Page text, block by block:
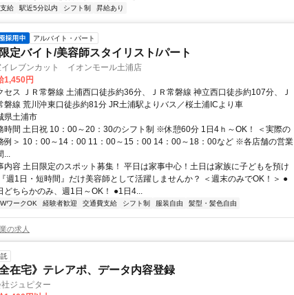
給 駅近5分以内 シフト制 昇給あり
アルバイト・パート
定バイト/美容師スタイリスト/パート
イレブンカット イオンモール土浦店
1,450円
セス ＪＲ常磐線 土浦西口徒歩約36分、ＪＲ常磐線 神立西口徒歩約107分、Ｊ
磐線 荒川沖東口徒歩約81分 JR土浦駅よりバス／桜土浦ICより車
県土浦市
時間 土日祝 10：00～20：30のシフト制 ※休憩60分 1日4ｈ～OK！ ＜実際の
例＞ 10：00～14：00 11：00～15：00 14：00～18：00など ※各店舗の営業
...
内容 土日限定のスポット募集！ 平日は家事中心！土日は家族に子どもを預け
週1日・短時間』だけ美容師として活躍しませんか？ ＜週末のみでOK！＞ ●
どちらかのみ、週1日～OK！ ●1日4...
ワークOK 経験者歓迎 交通費支給 シフト制 服装自由 髪型・髪色自由
の求人
全在宅》テレアポ、データ内容登録
ジュピター